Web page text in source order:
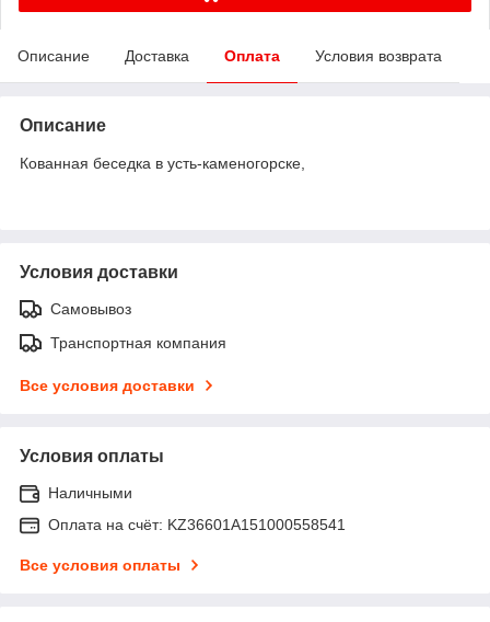
Описание Доставка Оплата Условия возврата
Описание
Кованная беседка в усть-каменогорске,
Условия доставки
Самовывоз
Транспортная компания
Все условия доставки
Условия оплаты
Наличными
Оплата на счёт: KZ36601A151000558541
Все условия оплаты